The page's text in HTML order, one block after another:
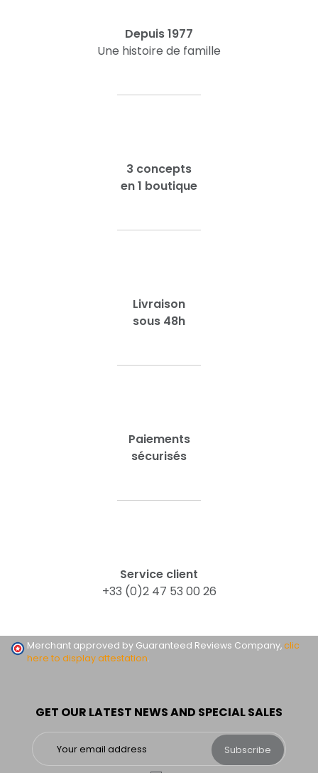
Depuis 1977
Une histoire de famille
3 concepts
en 1 boutique
Livraison
sous 48h
Paiements
sécurisés
Service client
+33 (0)2 47 53 00 26
GET OUR LATEST NEWS AND SPECIAL SALES
Subscribe
Merchant approved by Guaranteed Reviews Company,clic
here to display attestation.